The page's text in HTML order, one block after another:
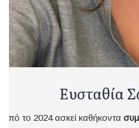
Ευσταθία
Από το 2024 ασκεί καθήκοντα